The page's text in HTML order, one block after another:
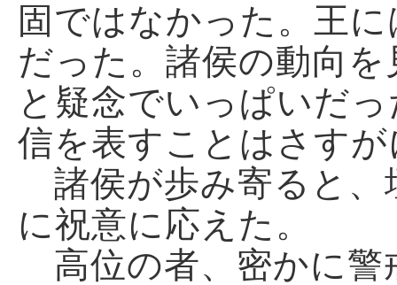
固ではなかった。王
だった。諸侯の動向
と疑念でいっぱいだ
信を表すことはさす
諸侯が歩み寄ると、
に祝意に応えた。
高位の者、密かに警